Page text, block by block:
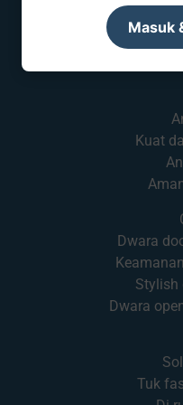
Kuat
Dwara
Stylish
Dwara
Tuk
Masuk